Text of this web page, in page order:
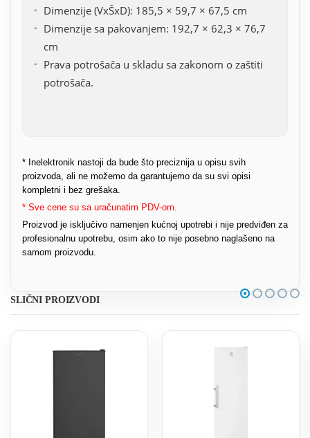
Dimenzije (VxŠxD): 185,5 × 59,7 × 67,5 cm
Dimenzije sa pakovanjem: 192,7 × 62,3 × 76,7
cm
Prava potrošača u skladu sa zakonom o zaštiti
potrošača.
* Inelektronik nastoji da bude što preciznija u opisu svih
proizvoda, ali ne možemo da garantujemo da su svi opisi
kompletni i bez grešaka.
* Sve cene su sa uračunatim PDV-om.
Proizvod je isključivo namenjen kućnoj upotrebi i nije predviđen za
profesionalnu upotrebu, osim ako to nije posebno naglašeno na
samom proizvodu.
SLIČNI PROIZVODI